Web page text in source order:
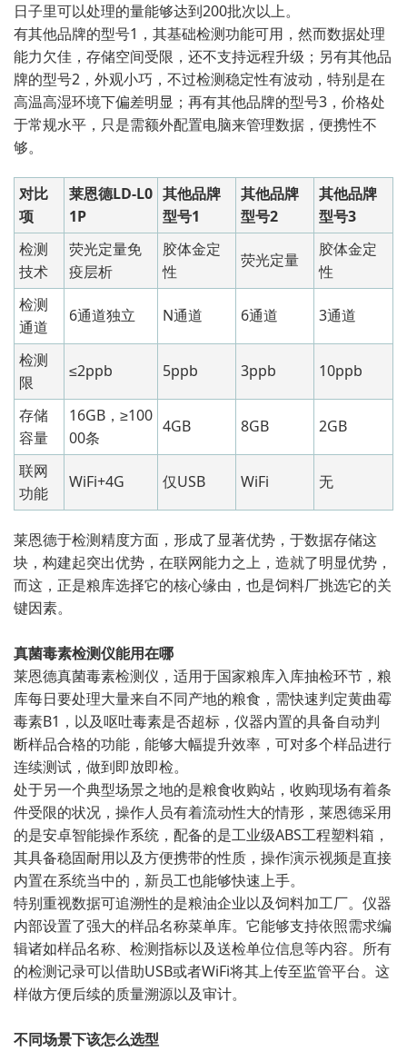
日子里可以处理的量能够达到200批次以上。
有其他品牌的型号1，其基础检测功能可用，然而数据处理
能力欠佳，存储空间受限，还不支持远程升级；另有其他品
牌的型号2，外观小巧，不过检测稳定性有波动，特别是在
高温高湿环境下偏差明显；再有其他品牌的型号3，价格处
于常规水平，只是需额外配置电脑来管理数据，便携性不
够。
对比
项
莱恩德LD-L0
1P
其他品牌
型号1
其他品牌
型号2
其他品牌
型号3
检测
技术
荧光定量免
疫层析
胶体金定
性
荧光定量
胶体金定
性
检测
通道
6通道独立 N通道 6通道 3通道
检测
限
≤2ppb 5ppb 3ppb 10ppb
存储
容量
16GB，≥100
00条
4GB 8GB 2GB
联网
功能
WiFi+4G 仅USB WiFi 无
莱恩德于检测精度方面，形成了显著优势，于数据存储这
块，构建起突出优势，在联网能力之上，造就了明显优势，
而这，正是粮库选择它的核心缘由，也是饲料厂挑选它的关
键因素。
真菌毒素检测仪能用在哪
莱恩德真菌毒素检测仪，适用于国家粮库入库抽检环节，粮
库每日要处理大量来自不同产地的粮食，需快速判定黄曲霉
毒素B1，以及呕吐毒素是否超标，仪器内置的具备自动判
断样品合格的功能，能够大幅提升效率，可对多个样品进行
连续测试，做到即放即检。
处于另一个典型场景之地的是粮食收购站，收购现场有着条
件受限的状况，操作人员有着流动性大的情形，莱恩德采用
的是安卓智能操作系统，配备的是工业级ABS工程塑料箱，
其具备稳固耐用以及方便携带的性质，操作演示视频是直接
内置在系统当中的，新员工也能够快速上手。
特别重视数据可追溯性的是粮油企业以及饲料加工厂。仪器
内部设置了强大的样品名称菜单库。它能够支持依照需求编
辑诸如样品名称、检测指标以及送检单位信息等内容。所有
的检测记录可以借助USB或者WiFi将其上传至监管平台。这
样做方便后续的质量溯源以及审计。
不同场景下该怎么选型